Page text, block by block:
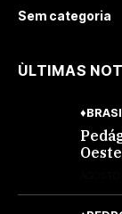
Sem categoria
ÙLTIMAS